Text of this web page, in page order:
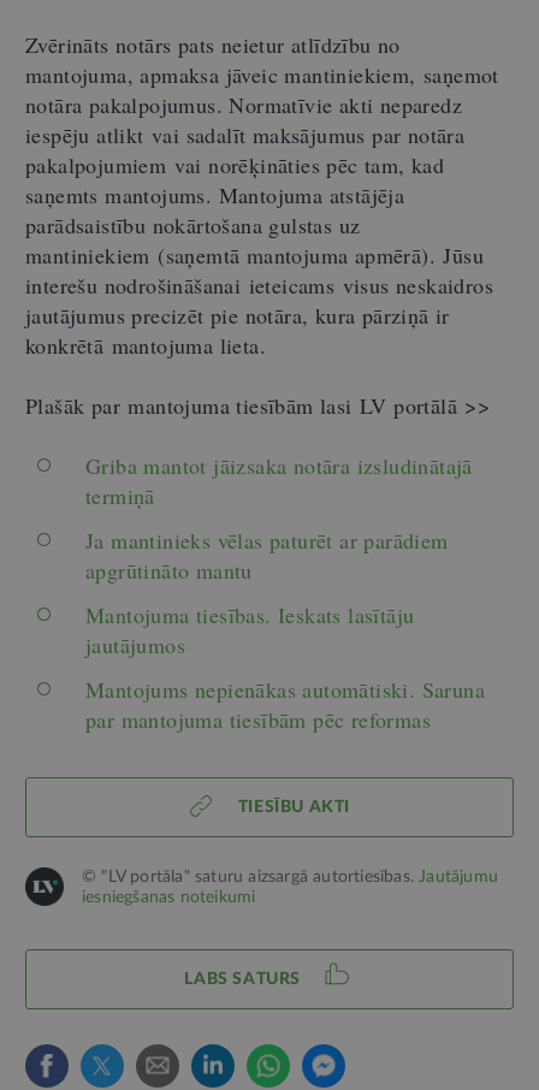
Zvērināts notārs pats neietur atlīdzību no
mantojuma, apmaksa jāveic mantiniekiem, saņemot
notāra pakalpojumus. Normatīvie akti neparedz
iespēju atlikt vai sadalīt maksājumus par notāra
pakalpojumiem vai norēķināties pēc tam, kad
saņemts mantojums. Mantojuma atstājēja
parādsaistību nokārtošana gulstas uz
mantiniekiem (saņemtā mantojuma apmērā). Jūsu
interešu nodrošināšanai ieteicams visus neskaidros
jautājumus precizēt pie notāra, kura pārziņā ir
konkrētā mantojuma lieta.
Plašāk par mantojuma tiesībām lasi LV portālā >>
Griba mantot jāizsaka notāra izsludinātajā
termiņā
Ja mantinieks vēlas paturēt ar parādiem
apgrūtināto mantu
Mantojuma tiesības. Ieskats lasītāju
jautājumos
Mantojums nepienākas automātiski. Saruna
par mantojuma tiesībām pēc reformas
TIESĪBU AKTI
© "LV portāla" saturu aizsargā autortiesības.Jautājumu
iesniegšanas noteikumi
LABS SATURS